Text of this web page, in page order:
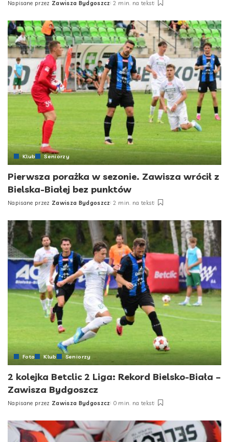
Posted
Napisane przez Zawisza Bydgoszcz 2 min. na tekst
Klub Seniorzy
Pierwsza porażka w sezonie. Zawisza wrócił z
Bielska-Białej bez punktów
Posted
Napisane przez Zawisza Bydgoszcz 2 min. na tekst
Foto Klub Seniorzy
2 kolejka Betclic 2 Liga: Rekord Bielsko-Biała –
Zawisza Bydgoszcz
Posted
Napisane przez Zawisza Bydgoszcz 0 min. na tekst